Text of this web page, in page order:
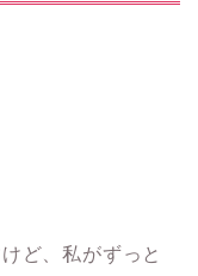
ど、私がずっと